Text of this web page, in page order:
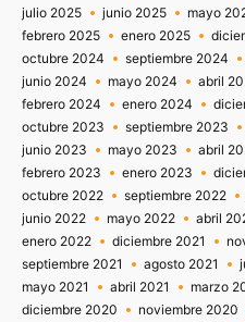
julio 2025
junio 2025 mayo
febrero 2025
enero 2025
octubre 2024
septiembre 2024
junio 2024
mayo 2024 abril
febrero 2024
enero 2024
octubre 2023
septiembre 2023
junio 2023
mayo 2023 abril
febrero 2023
enero 2023
octubre 2022
septiembre 2022
junio 2022
mayo 2022 abril
enero 2022
diciembre 2021
septiembre 2021
agosto 2021
mayo 2021
abril 2021 marzo
diciembre 2020
noviembre 2020